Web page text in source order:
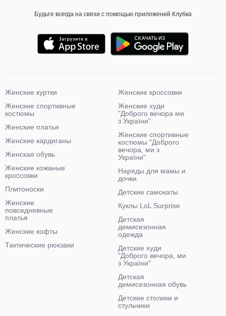
Будьте всегда на связи с помощью приложений Клубка
Женские куртки
Женские спортивные
костюмы
Женские платья
Женские кардиганы
Женская обувь
Женские кожаные
кроссовки
Плитоноски
Женские
повседневные
платья
Женские кофты
Тактические рюкзаки
Женские кроссовки
Женские худи
"Доброго вечора ми
з України"
Женские спортивные
костюмы "Доброго
вечора, ми з
України"
Наряды для мамы и
дочки
Детские самокаты
Куклы LoL Surprise
Детская
демисезонная
одежда
Детские худи
"Доброго вечора, ми
з України"
Детская
демисезонная обувь
Детские столики и
стульчики